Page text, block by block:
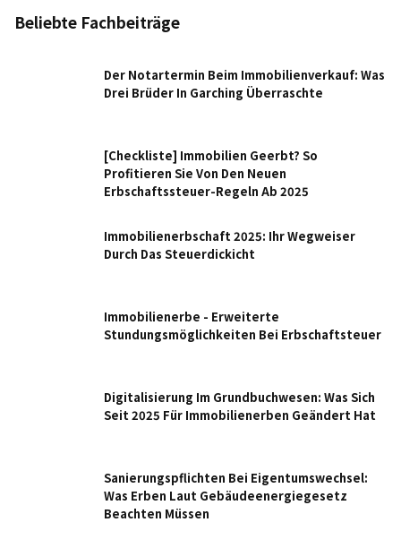
Beliebte Fachbeiträge
Der Notartermin Beim Immobilienverkauf: Was
Drei Brüder In Garching Überraschte
[Checkliste] Immobilien Geerbt? So
Profitieren Sie Von Den Neuen
Erbschaftssteuer-Regeln Ab 2025
Immobilienerbschaft 2025: Ihr Wegweiser
Durch Das Steuerdickicht
Immobilienerbe - Erweiterte
Stundungsmöglichkeiten Bei Erbschaftsteuer
Digitalisierung Im Grundbuchwesen: Was Sich
Seit 2025 Für Immobilienerben Geändert Hat
Sanierungspflichten Bei Eigentumswechsel:
Was Erben Laut Gebäudeenergiegesetz
Beachten Müssen